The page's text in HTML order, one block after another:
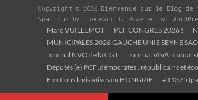
Copyright © 2026 Bienvenue sur le Blog de
Spacious by ThemeGrill. Powered by:
Marc VUILLEMOT PCF CONGRES 2026 !
MUNICIPALES 2026 GAUCHE UNIE SEYNE
Journal NVO de la CGT
Journal VIVA
Députés (e) PCF ,démocrates , républicains et
Elections legislatives en HONGRIE
#11375